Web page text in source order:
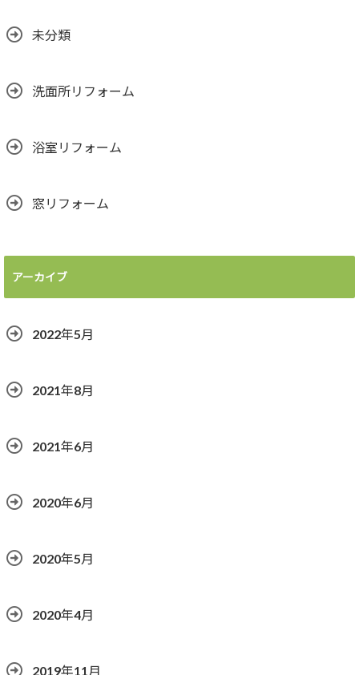
未分類
洗面所リフォーム
浴室リフォーム
窓リフォーム
アーカイブ
2022年5月
2021年8月
2021年6月
2020年6月
2020年5月
2020年4月
2019年11月